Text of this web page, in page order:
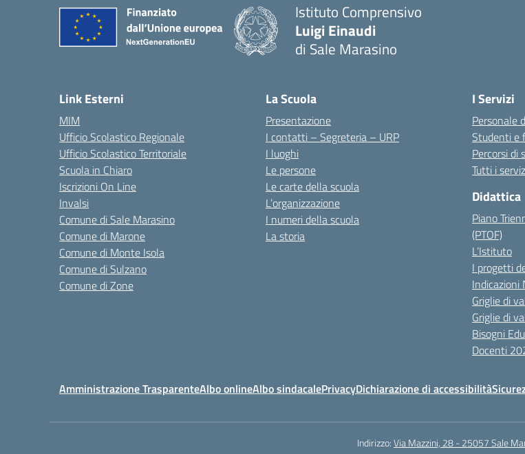
Istituto Comprensivo
Luigi Einaudi
di Sale Marasino
Link Esterni
MIM
Ufficio Scolastico Regionale
Ufficio Scolastico Territoriale
Scuola in Chiaro
Iscrizioni On Line
Invalsi
Comune di Sale Marasino
Comune di Marone
Comune di Monte Isola
Comune di Sulzano
Comune di Zone
La Scuola
Presentazione
I contatti – Segreteria – URP
I luoghi
Le persone
Le carte della scuola
L’organizzazione
I numeri della scuola
La storia
I Servizi
Personale
Studenti e
Percorsi di
Tutti i
Didattica
Piano
(PTOF)
L’Istituto
I progetti
Indicazioni
Griglie di
Griglie di
Bisogni
Docenti
Amministrazione TrasparenteAlbo onlineAlbo sindacalePrivacyDichiarazione di accessibilità
Indirizzo:Via Mazzini, 28 - 25057 Sale